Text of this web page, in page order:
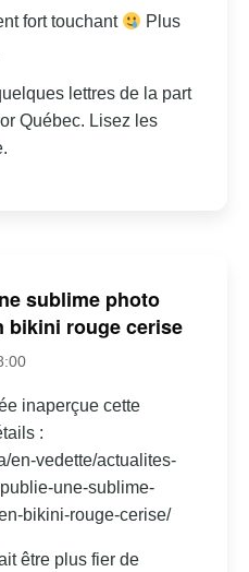
fort touchant
Plus
lettres de la part
Québec. Lisez les
sublime photo
bikini rouge cerise
inaperçue cette
:
en-vedette/actualites-
une-sublime-
bikini-rouge-cerise/
être plus fier de